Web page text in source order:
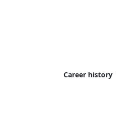
Career history